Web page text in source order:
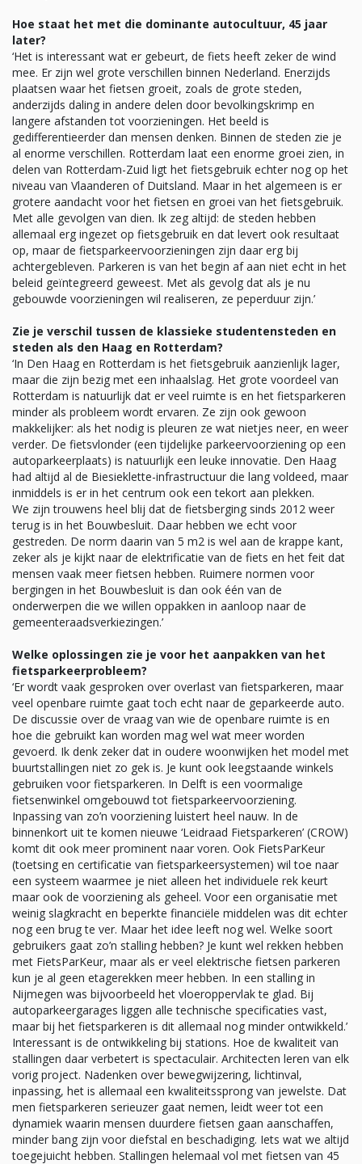
Hoe staat het met die dominante autocultuur, 45 jaar
later?
‘Het is interessant wat er gebeurt, de fiets heeft zeker de wind
mee. Er zijn wel grote verschillen binnen Nederland. Enerzijds
plaatsen waar het fietsen groeit, zoals de grote steden,
anderzijds daling in andere delen door bevolkingskrimp en
langere afstanden tot voorzieningen. Het beeld is
gedifferentieerder dan mensen denken. Binnen de steden zie je
al enorme verschillen. Rotterdam laat een enorme groei zien, in
delen van Rotterdam-Zuid ligt het fietsgebruik echter nog op het
niveau van Vlaanderen of Duitsland. Maar in het algemeen is er
grotere aandacht voor het fietsen en groei van het fietsgebruik.
Met alle gevolgen van dien. Ik zeg altijd: de steden hebben
allemaal erg ingezet op fietsgebruik en dat levert ook resultaat
op, maar de fietsparkeervoorzieningen zijn daar erg bij
achtergebleven. Parkeren is van het begin af aan niet echt in het
beleid geïntegreerd geweest. Met als gevolg dat als je nu
gebouwde voorzieningen wil realiseren, ze peperduur zijn.’
Zie je verschil tussen de klassieke studentensteden en
steden als den Haag en Rotterdam?
‘In Den Haag en Rotterdam is het fietsgebruik aanzienlijk lager,
maar die zijn bezig met een inhaalslag. Het grote voordeel van
Rotterdam is natuurlijk dat er veel ruimte is en het fietsparkeren
minder als probleem wordt ervaren. Ze zijn ook gewoon
makkelijker: als het nodig is pleuren ze wat nietjes neer, en weer
verder. De fietsvlonder (een tijdelijke parkeervoorziening op een
autoparkeerplaats) is natuurlijk een leuke innovatie. Den Haag
had altijd al de Biesieklette-infrastructuur die lang voldeed, maar
inmiddels is er in het centrum ook een tekort aan plekken.
We zijn trouwens heel blij dat de fietsberging sinds 2012 weer
terug is in het Bouwbesluit. Daar hebben we echt voor
gestreden. De norm daarin van 5 m2 is wel aan de krappe kant,
zeker als je kijkt naar de elektrificatie van de fiets en het feit dat
mensen vaak meer fietsen hebben. Ruimere normen voor
bergingen in het Bouwbesluit is dan ook één van de
onderwerpen die we willen oppakken in aanloop naar de
gemeenteraadsverkiezingen.’
Welke oplossingen zie je voor het aanpakken van het
fietsparkeerprobleem?
‘Er wordt vaak gesproken over overlast van fietsparkeren, maar
veel openbare ruimte gaat toch echt naar de geparkeerde auto.
De discussie over de vraag van wie de openbare ruimte is en
hoe die gebruikt kan worden mag wel wat meer worden
gevoerd. Ik denk zeker dat in oudere woonwijken het model met
buurtstallingen niet zo gek is. Je kunt ook leegstaande winkels
gebruiken voor fietsparkeren. In Delft is een voormalige
fietsenwinkel omgebouwd tot fietsparkeervoorziening.
Inpassing van zo’n voorziening luistert heel nauw. In de
binnenkort uit te komen nieuwe ‘Leidraad Fietsparkeren’ (CROW)
komt dit ook meer prominent naar voren. Ook FietsParKeur
(toetsing en certificatie van fietsparkeersystemen) wil toe naar
een systeem waarmee je niet alleen het individuele rek keurt
maar ook de voorziening als geheel. Voor een organisatie met
weinig slagkracht en beperkte financiële middelen was dit echter
nog een brug te ver. Maar het idee leeft nog wel. Welke soort
gebruikers gaat zo’n stalling hebben? Je kunt wel rekken hebben
met FietsParKeur, maar als er veel elektrische fietsen parkeren
kun je al geen etagerekken meer hebben. In een stalling in
Nijmegen was bijvoorbeeld het vloeroppervlak te glad. Bij
autoparkeergarages liggen alle technische specificaties vast,
maar bij het fietsparkeren is dit allemaal nog minder ontwikkeld.’
Interessant is de ontwikkeling bij stations. Hoe de kwaliteit van
stallingen daar verbetert is spectaculair. Architecten leren van elk
vorig project. Nadenken over bewegwijzering, lichtinval,
inpassing, het is allemaal een kwaliteitssprong van jewelste. Dat
men fietsparkeren serieuzer gaat nemen, leidt weer tot een
dynamiek waarin mensen duurdere fietsen gaan aanschaffen,
minder bang zijn voor diefstal en beschadiging. Iets wat we altijd
toegejuicht hebben. Stallingen helemaal vol met fietsen van 45